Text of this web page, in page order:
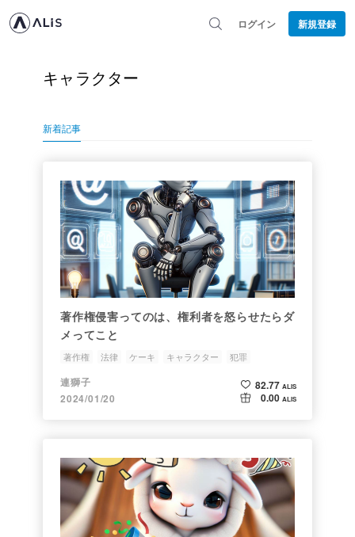
ログイン 新規登録
キャラクター
新着記事
著作権侵害ってのは、権利者を怒らせたらダ
メってこと
著作権 法律 ケーキ キャラクター 犯罪
連獅子
2024/01/20
82.77 ALIS
0.00 ALIS